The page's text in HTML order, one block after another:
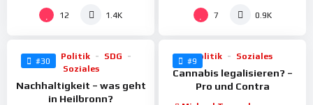
12 1.4K 7 0.9K
#30
100%
BoGy Politik
SDG
Soziales
Nachhaltigkeit – was geht
in Heilbronn?
#9
%
Politik Soziales
Cannabis legalisieren? –
Pro und Contra